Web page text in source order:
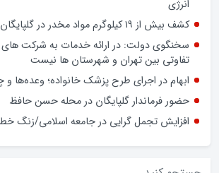
افزایش تعرفه دندانپزشکی راهگشا یا چالش‌زا؟
نوروز در بازار گلپایگان/ فیلم
اسراف در مصرف سوخت در ایران؛ لزوم
انرژی
کشف بیش از ۱۹ کیلوگرم مواد مخدر در گلپایگان
سخنگوی دولت: در ارائه خدمات به شرکت های
تفاوتی بین تهران و شهرستان ها نیست